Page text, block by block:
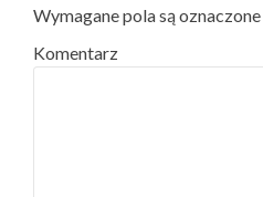
Wymagane pola są oznaczone
Komentarz